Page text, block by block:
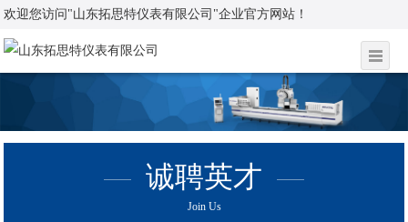
欢迎您访问"山东拓思特仪表有限公司"企业官方网站！
诚聘英才
Join Us